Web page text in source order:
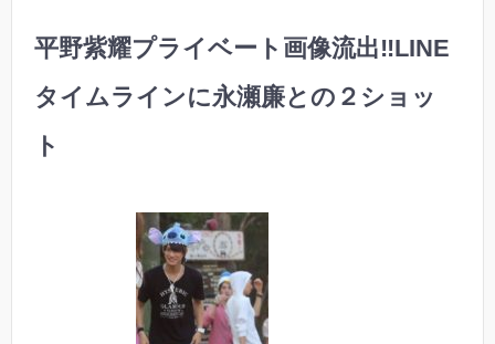
平野紫耀プライベート画像流出‼︎LINE
タイムラインに永瀬廉との２ショッ
ト